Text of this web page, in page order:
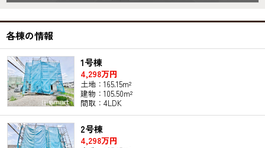
各棟の情報
1号棟
4,298万円
土地：165.15m²
建物：105.50m²
間取：4LDK
2号棟
4,298万円